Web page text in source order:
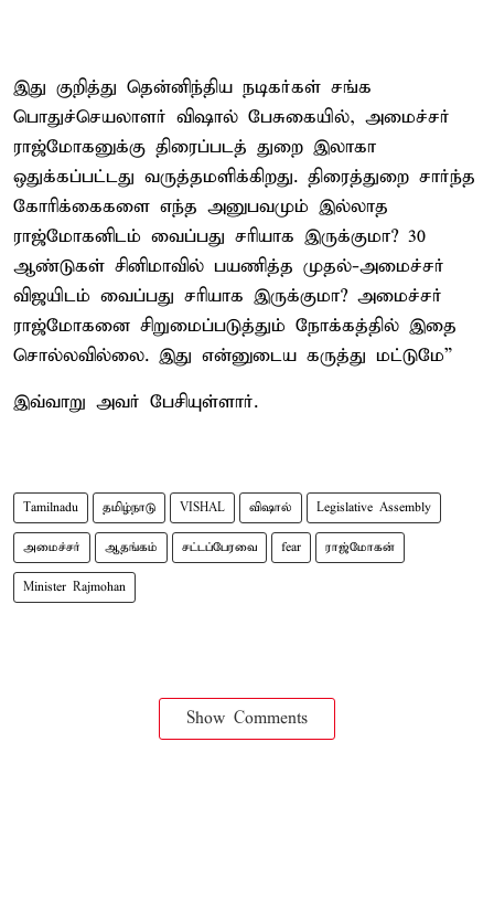
இது குறித்து தென்னிந்திய நடிகர்கள் சங்க
பொதுச்செயலாளர் விஷால் பேசுகையில், அமைச்சர்
ராஜ்மோகனுக்கு திரைப்படத் துறை இலாகா
ஒதுக்கப்பட்டது வருத்தமளிக்கிறது. திரைத்துறை சார்ந்த
கோரிக்கைகளை எந்த அனுபவமும் இல்லாத
ராஜ்மோகனிடம் வைப்பது சரியாக இருக்குமா? 30
ஆண்டுகள் சினிமாவில் பயணித்த முதல்-அமைச்சர்
விஜயிடம் வைப்பது சரியாக இருக்குமா? அமைச்சர்
ராஜ்மோகனை சிறுமைப்படுத்தும் நோக்கத்தில் இதை
சொல்லவில்லை. இது என்னுடைய கருத்து மட்டுமே”
இவ்வாறு அவர் பேசியுள்ளார்.
Tamilnadu தமிழ்நாடு VISHAL விஷால் Legislative Assembly
அமைச்சர் ஆதங்கம் சட்டப்பேரவை fear ராஜ்மோகன்
Minister Rajmohan
Show Comments